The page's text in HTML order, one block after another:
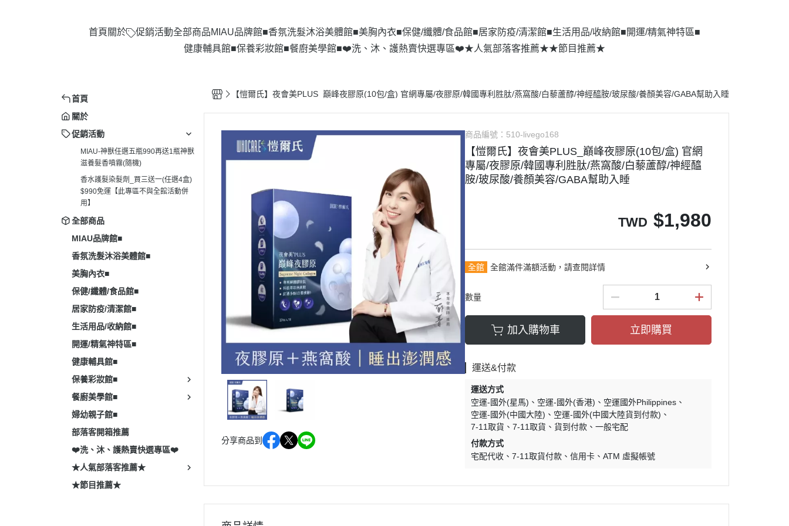
首頁 關於 促銷活動全部商品MIAU品牌館■香氛洗髮沐浴美體館■美胸內衣■保健/纖體/食品館■居家防疫/清潔館■生活用品/收納館■開運/精氣神特區■
健康輔具館■保養彩妝館■餐廚美學館■❤️洗、沐、護熱賣快選專區❤️★人氣部落客推薦★★節目推薦★
首頁
關於
促銷活動
MIAU-神獸任選五瓶990再送1瓶神獸
滋養髮香噴霧(隨機)
香水護髮染髮劑_買三送一(任選4盒)
$990免運【此專區不與全館活動併
用】
全部商品
MIAU品牌館■
香氛洗髮沐浴美體館■
美胸內衣■
保健/纖體/食品館■
居家防疫/清潔館■
生活用品/收納館■
開運/精氣神特區■
健康輔具館■
保養彩妝館■
餐廚美學館■
婦幼親子館■
部落客開箱推薦
❤️洗、沐、護熱賣快選專區❤️
★人氣部落客推薦★
★節目推薦★
【愷爾氏】夜會美PLUS_巔峰夜膠原(10包/盒) 官網專屬/夜膠原/韓國專利胜肽/燕窩酸/白藜蘆醇/神經醯胺/玻尿酸/養顏美容/GABA幫助入睡
分享商品到
商品編號： 510-livego168
【愷爾氏】夜會美PLUS_巔峰夜膠原(10包/盒) 官網
專屬/夜膠原/韓國專利胜肽/燕窩酸/白藜蘆醇/神經醯
胺/玻尿酸/養顏美容/GABA幫助入睡
TWD $1,980
全館 全館滿件滿額活動，請查閱詳情
數量
加入購物車 立即購買
運送&付款
運送方式
空運-國外(星馬)
空運-國外(香港)
空運國外Philippines
空運-國外(中國大陸)
空運-國外(中國大陸貨到付款)
7-11取貨
7-11取貨 貨到付款
一般宅配
付款方式
宅配代收
7-11取貨付款 信用卡 ATM 虛擬帳號